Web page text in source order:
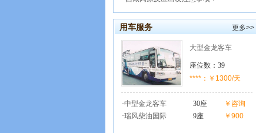
用车服务 更多>>
大型金龙客车
座位数：39
****：￥1300/天
·中型金龙客车 30座
￥咨询
·瑞风柴油国际 9座 ￥900